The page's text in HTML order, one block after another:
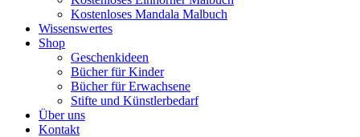
Kostenloses Mandala Malbuch
Wissenswertes
Shop
Geschenkideen
Bücher für Kinder
Bücher für Erwachsene
Stifte und Künstlerbedarf
Über uns
Kontakt